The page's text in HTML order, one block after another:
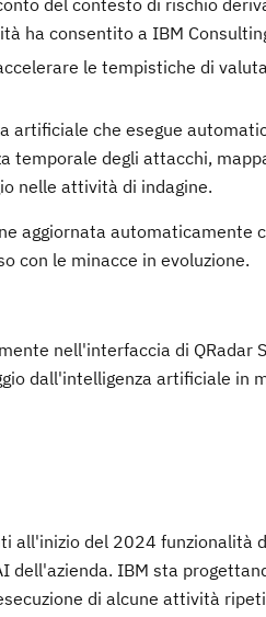
ha consentito a IBM
le tempistiche di
artificiale che esegue
degli attacchi,
nelle attività di indagine.
aggiornata automaticamente
con le minacce in evoluzione.
nell'interfaccia di QRadar
dall'intelligenza artificiale in
all'inizio del 2024 funzionalità
dell'azienda. IBM sta
di alcune attività